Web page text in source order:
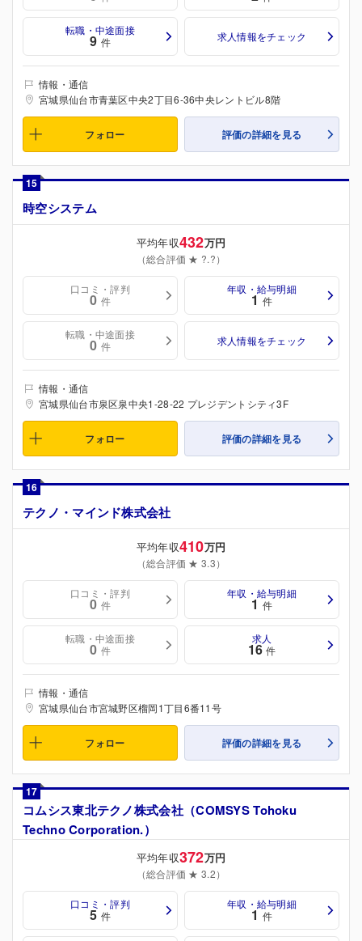
転職・中途面接
9 件 求人情報をチェック
情報・通信
宮城県仙台市青葉区中央2丁目6-36中央レントビル8階
フォロー 評価の詳細を見る
15
時空システム
平均年収432万円
（総合評価 ★ ?.?）
口コミ・評判
0 件
年収・給与明細
1 件
転職・中途面接
0 件 求人情報をチェック
情報・通信
宮城県仙台市泉区泉中央1-28-22 プレジデントシティ3F
フォロー 評価の詳細を見る
16
テクノ・マインド株式会社
平均年収410万円
（総合評価 ★ 3.3）
口コミ・評判
0 件
年収・給与明細
1 件
転職・中途面接
0 件
求人
16 件
情報・通信
宮城県仙台市宮城野区榴岡1丁目6番11号
フォロー 評価の詳細を見る
17
コムシス東北テクノ株式会社（COMSYS Tohoku
Techno Corporation.）
平均年収372万円
（総合評価 ★ 3.2）
口コミ・評判
5 件
年収・給与明細
1 件